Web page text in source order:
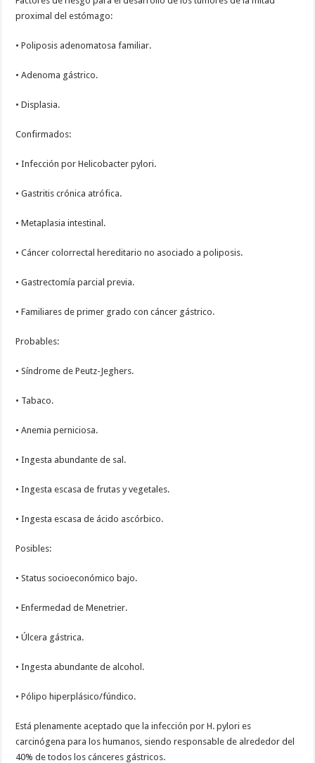
proximal del estómago:
• Poliposis adenomatosa familiar.
• Adenoma gástrico.
• Displasia.
Confirmados:
• Infección por Helicobacter pylori.
• Gastritis crónica atrófica.
• Metaplasia intestinal.
• Cáncer colorrectal hereditario no asociado a poliposis.
• Gastrectomía parcial previa.
• Familiares de primer grado con cáncer gástrico.
Probables:
• Síndrome de Peutz-Jeghers.
• Tabaco.
• Anemia perniciosa.
• Ingesta abundante de sal.
• Ingesta escasa de frutas y vegetales.
• Ingesta escasa de ácido ascórbico.
Posibles:
• Status socioeconómico bajo.
• Enfermedad de Menetrier.
• Úlcera gástrica.
• Ingesta abundante de alcohol.
• Pólipo hiperplásico/fúndico.
Está plenamente aceptado que la infección por H. pylori es
carcinógena para los humanos, siendo responsable de alrededor del
40% de todos los cánceres gástricos.